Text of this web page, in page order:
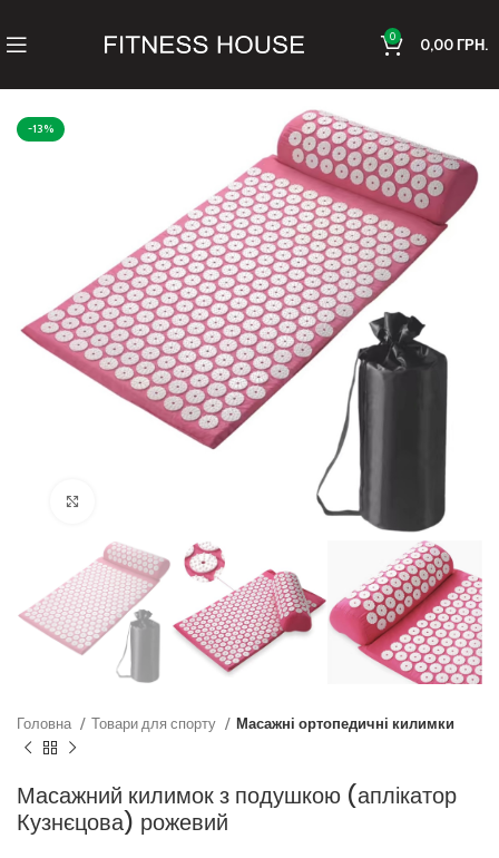
0 0,00ГРН.
-13%
Головна Товари для спорту Масажні ортопедичні килимки
Масажний килимок з подушкою (аплікатор
Кузнєцова) рожевий